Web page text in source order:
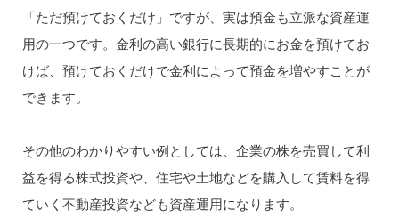
「ただ預けておくだけ」ですが、実は預金も立派な資産運
用の一つです。金利の高い銀行に長期的にお金を預けてお
けば、預けておくだけで金利によって預金を増やすことが
できます。
その他のわかりやすい例としては、企業の株を売買して利
益を得る株式投資や、住宅や土地などを購入して賃料を得
ていく不動産投資なども資産運用になります。